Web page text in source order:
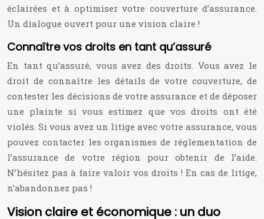
éclairées et à optimiser votre couverture d’assurance.
Un dialogue ouvert pour une vision claire !
Connaître vos droits en tant qu’assuré
En tant qu’assuré, vous avez des droits. Vous avez le
droit de connaître les détails de votre couverture, de
contester les décisions de votre assurance et de déposer
une plainte si vous estimez que vos droits ont été
violés. Si vous avez un litige avec votre assurance, vous
pouvez contacter les organismes de réglementation de
l’assurance de votre région pour obtenir de l’aide.
N’hésitez pas à faire valoir vos droits ! En cas de litige,
n’abandonnez pas !
Vision claire et économique : un duo